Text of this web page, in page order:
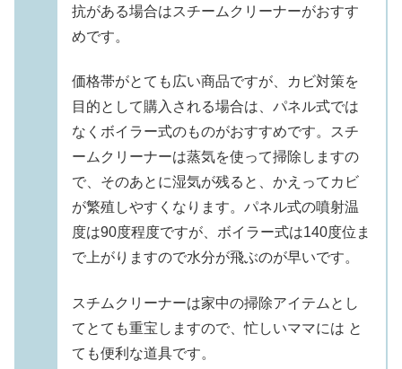
抗がある場合はスチームクリーナーがおすす
めです。
価格帯がとても広い商品ですが、カビ対策を
目的として購入される場合は、パネル式では
なくボイラー式のものがおすすめです。スチ
ームクリーナーは蒸気を使って掃除しますの
で、そのあとに湿気が残ると、かえってカビ
が繁殖しやすくなります。パネル式の噴射温
度は90度程度ですが、ボイラー式は140度位ま
で上がりますので水分が飛ぶのが早いです。
スチムクリーナーは家中の掃除アイテムとし
てとても重宝しますので、忙しいママには と
ても便利な道具です。